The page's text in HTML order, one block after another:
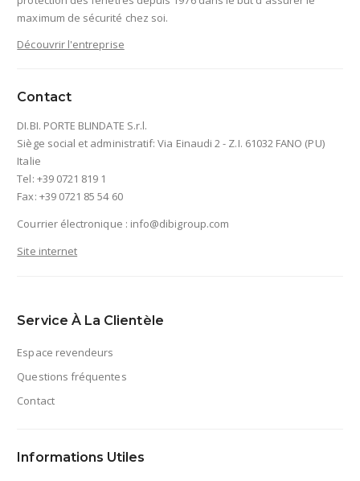
maximum de sécurité chez soi.
Découvrir l'entreprise
Contact
DI.BI. PORTE BLINDATE S.r.l.
Siège social et administratif: Via Einaudi 2 - Z.I. 61032 FANO (PU)
Italie
Tel: +39 0721 819 1
Fax: +39 0721 85 54 60
Courrier électronique : info@dibigroup.com
Site internet
Service À La Clientèle
Espace revendeurs
Questions fréquentes
Contact
Informations Utiles